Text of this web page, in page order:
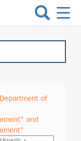
選
換
of
and